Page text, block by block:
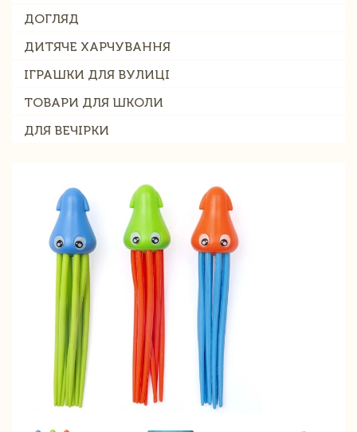
ДОГЛЯД
ДИТЯЧЕ ХАРЧУВАННЯ
ІГРАШКИ ДЛЯ ВУЛИЦІ
ТОВАРИ ДЛЯ ШКОЛИ
ДЛЯ ВЕЧІРКИ